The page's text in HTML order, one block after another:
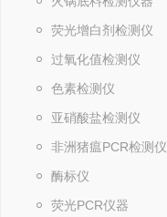
荧光增白剂检测仪
过氧化值检测仪
色素检测仪
亚硝酸盐检测仪
非洲猪瘟PCR检测仪
酶标仪
荧光PCR仪器